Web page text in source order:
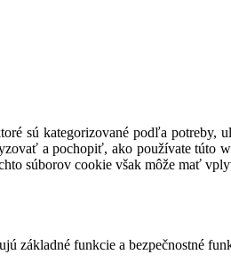
sú kategorizované podľa potreby,
a pochopiť, ako používate túto
súborov cookie však môže mať
základné funkcie a bezpečnostné